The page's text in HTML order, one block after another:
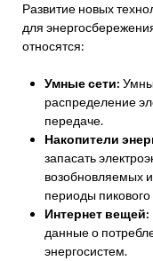
Развитие новых
для
относятся:
Умные сети:
распределение
передаче.
Накопители
запасать
возобновляемых
периоды
Интернет вещей:
данные о
энергосистем.